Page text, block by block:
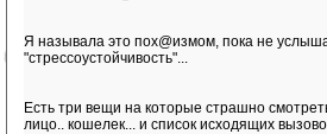
Я называла это пох@измом, пока не
"стрессоустойчивость"...
Есть три вещи на которые страшно
лицо.. кошелек... и список исходящих